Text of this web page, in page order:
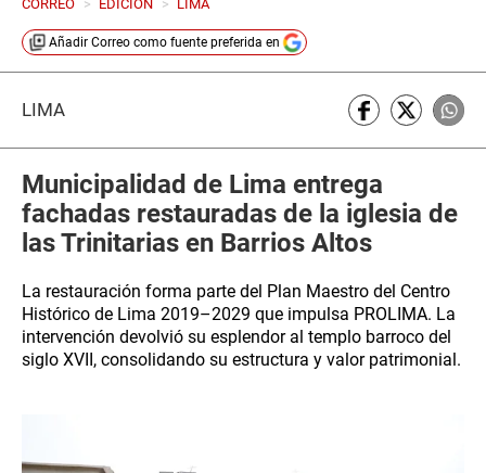
CORREO > EDICION > LIMA
Añadir Correo como fuente preferida en
LIMA
Municipalidad de Lima entrega
fachadas restauradas de la iglesia de
las Trinitarias en Barrios Altos
La restauración forma parte del Plan Maestro del Centro
Histórico de Lima 2019–2029 que impulsa PROLIMA. La
intervención devolvió su esplendor al templo barroco del
siglo XVII, consolidando su estructura y valor patrimonial.